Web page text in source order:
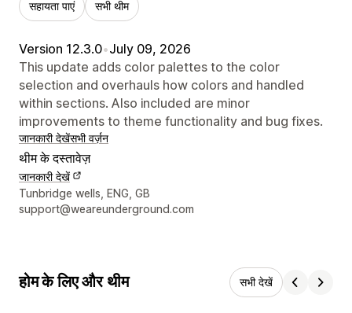
सहायता पाएं सभी थीम
Version 12.3.0•July 09, 2026
This update adds color palettes to the color
selection and overhauls how colors and handled
within sections. Also included are minor
improvements to theme functionality and bug fixes.
जानकारी देखेंसभी वर्ज़न
थीम के दस्तावेज़
जानकारी देखें
डिज़ाइनर के संपर्क की जानकारी
Tunbridge wells, ENG, GB
support@weareunderground.com
होम के लिए और थीम सभी देखें